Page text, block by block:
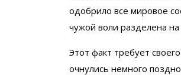
одобрило все мировое
чужой воли разделена на
Этот факт требует
очнулись немного